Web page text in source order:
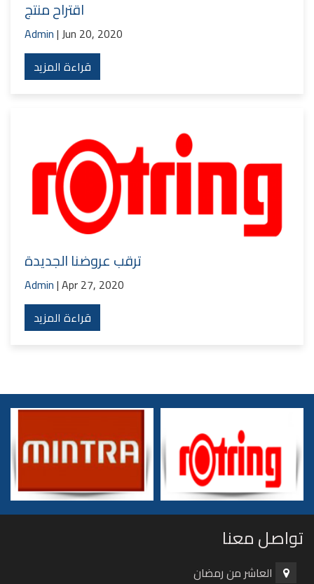
اقتراح منتج
Admin| Jun 20, 2020
قراءة المزيد
ترقب عروضنا الجديدة
Admin| Apr 27, 2020
قراءة المزيد
تواصل معنا
العاشر من رمضان